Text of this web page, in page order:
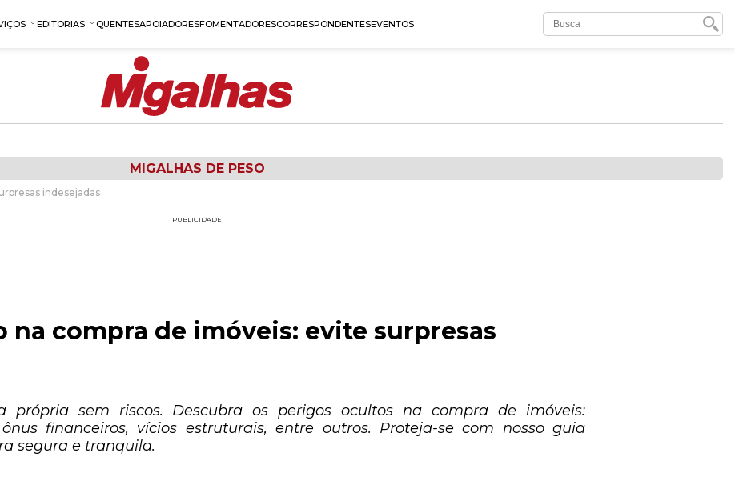
EDITORIAS QUENTESAPOIADORESFOMENTADORESCORRESPONDENTESEVENTOS
MIGALHAS DE PESO
indesejadas
PUBLICIDADE
na compra de imóveis: evite surpresas
própria sem riscos. Descubra os perigos ocultos na compra de imóveis:
financeiros, vícios estruturais, entre outros. Proteja-se com nosso guia
segura e tranquila.